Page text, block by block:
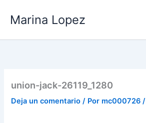
Marina Lopez
union-jack-26119_1280
Deja un comentario / Por mc000726/